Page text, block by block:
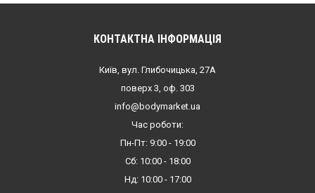
КОНТАКТНА ІНФОРМАЦІЯ
Київ, вул. Глибочицька, 27А
поверх 3, оф. 303
info@bodymarket.ua
Час роботи:
Пн-Пт: 9:00 - 19:00
Сб: 10:00 - 18:00
Нд: 10:00 - 17:00